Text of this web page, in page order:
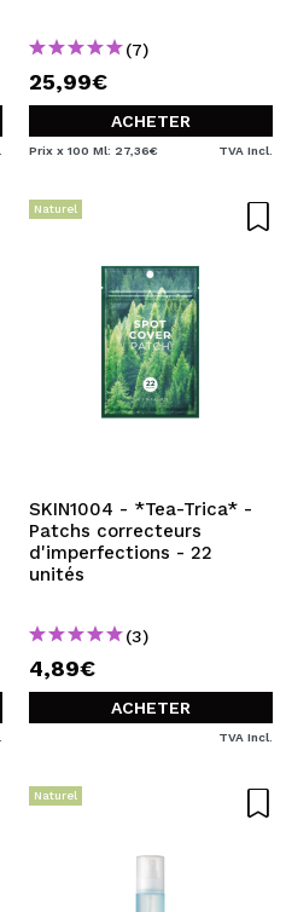
(7)
25,99€
ACHETER
Prix x 100 Ml: 27,36€ TVA Incl.
Naturel
SKIN1004 - *Tea-Trica* -
Patchs correcteurs
d'imperfections - 22
unités
(3)
4,89€
ACHETER
TVA Incl.
Naturel